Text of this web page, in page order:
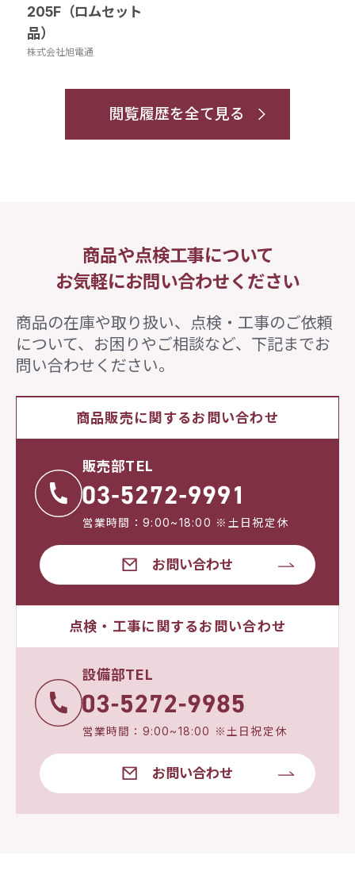
205F（ロムセット
品）
株式会社旭電通
閲覧履歴を全て見る
商品や点検工事について
お気軽にお問い合わせください
商品の在庫や取り扱い、点検・工事のご依頼
について、 お困りやご相談など、下記までお
問い合わせください。
商品販売に関するお問い合わせ
販売部TEL
営業時間：9:00~18:00 ※土日祝定休
お問い合わせ
点検・工事に関するお問い合わせ
設備部TEL
営業時間：9:00~18:00 ※土日祝定休
お問い合わせ